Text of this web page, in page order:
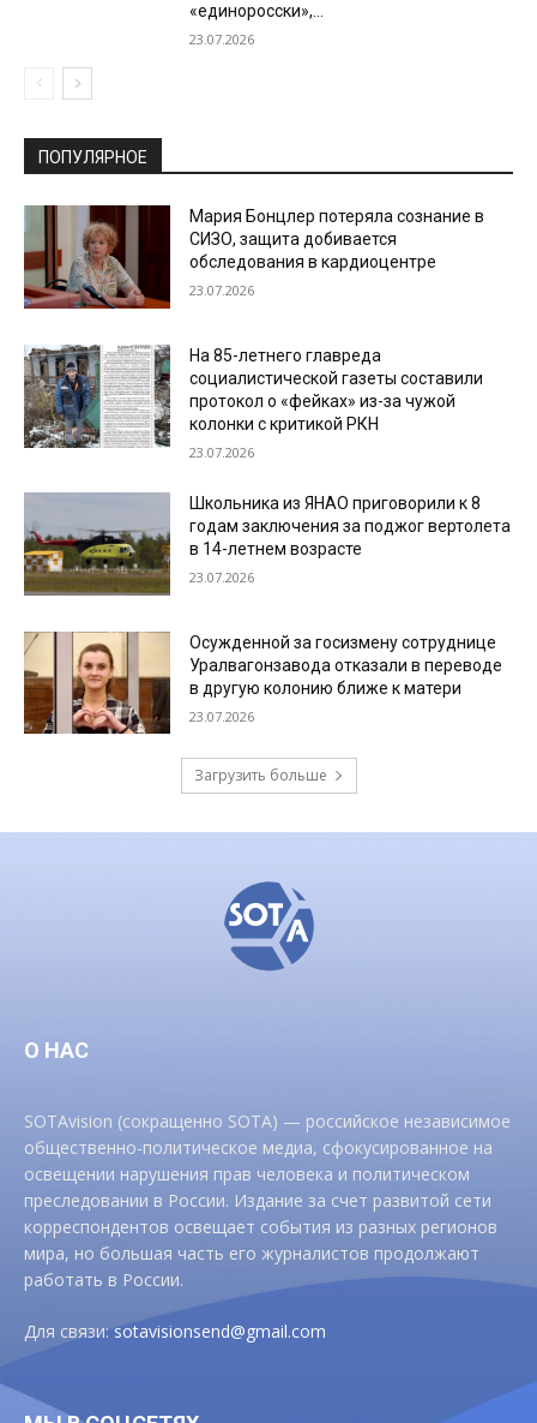
«единоросски»,...
23.07.2026
ПОПУЛЯРНОЕ
Мария Бонцлер потеряла сознание в
СИЗО, защита добивается
обследования в кардиоцентре
23.07.2026
На 85-летнего главреда
социалистической газеты составили
протокол о «фейках» из-за чужой
колонки с критикой РКН
23.07.2026
Школьника из ЯНАО приговорили к 8
годам заключения за поджог вертолета
в 14-летнем возрасте
23.07.2026
Осужденной за госизмену сотруднице
Уралвагонзавода отказали в переводе
в другую колонию ближе к матери
23.07.2026
Загрузить больше
О НАС
SOTAvision (сокращенно SOTA) — российское независимое
общественно-политическое медиа, сфокусированное на
освещении нарушения прав человека и политическом
преследовании в России. Издание за счет развитой сети
корреспондентов освещает события из разных регионов
мира, но большая часть его журналистов продолжают
работать в России.
Для связи:sotavisionsend@gmail.com